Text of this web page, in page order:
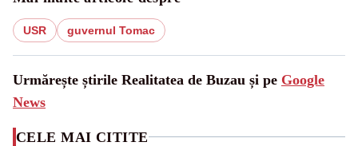
USR guvernul Tomac
Urmărește știrile Realitatea de Buzau și pe Google
News
CELE MAI CITITE